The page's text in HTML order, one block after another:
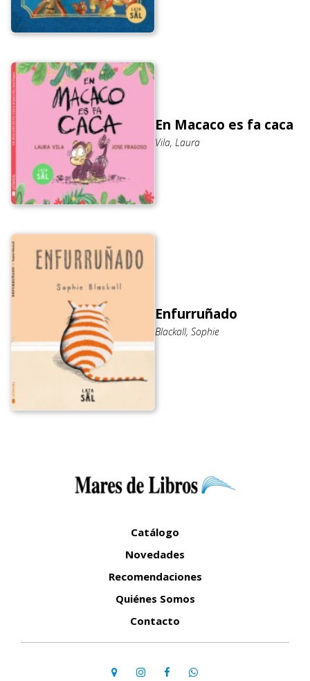
En Macaco es fa caca
Vila, Laura
Enfurruñado
Blackall, Sophie
Catálogo
Novedades
Recomendaciones
Quiénes Somos
Contacto